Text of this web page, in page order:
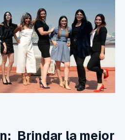
Brindar la mejor